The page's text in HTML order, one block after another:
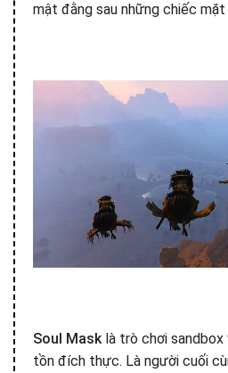
mật đằng sau những chiếc mặt
Soul Mask là trò chơi sandbox
tồn đích thực. Là người cuối